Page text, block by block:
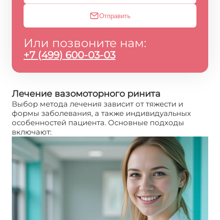
Отправить
Или позвоните нам:
+7 (499) 600-03-03
Лечение вазомоторного ринита
Выбор метода лечения зависит от тяжести и
формы заболевания, а также индивидуальных
особенностей пациента. Основные подходы
включают: